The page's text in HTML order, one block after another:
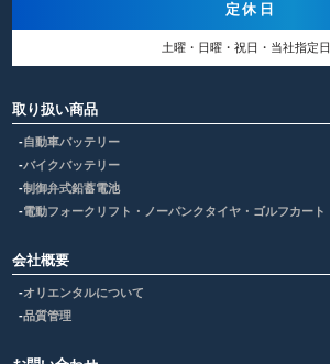
定休日
土曜・日曜・祝日・当社指定日
取り扱い商品
自動車バッテリー
バイクバッテリー
制御弁式鉛蓄電池
電動フォークリフト・ノーパンクタイヤ・ゴルフカート
会社概要
オリエンタルについて
品質管理